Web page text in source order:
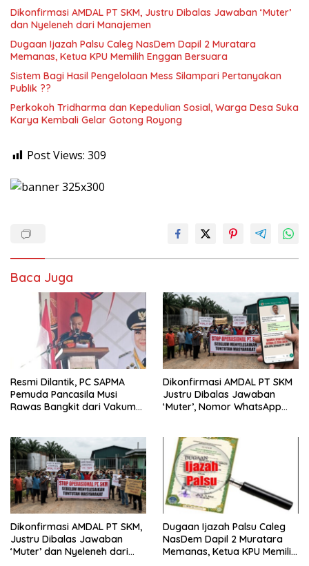
Dikonfirmasi AMDAL PT SKM, Justru Dibalas Jawaban ‘Muter’
dan Nyeleneh dari Manajemen
Dugaan Ijazah Palsu Caleg NasDem Dapil 2 Muratara
Memanas, Ketua KPU Memilih Enggan Bersuara
Sistem Bagi Hasil Pengelolaan Mess Silampari Pertanyakan
Publik ??
Perkokoh Tridharma dan Kepedulian Sosial, Warga Desa Suka
Karya Kembali Gelar Gotong Royong
Post Views: 309
Baca Juga
Resmi Dilantik, PC SAPMA
Pemuda Pancasila Musi
Rawas Bangkit dari Vakum
Dikonfirmasi AMDAL PT SKM
Justru Dibalas Jawaban
‘Muter’, Nomor WhatsApp
Dikonfirmasi AMDAL PT SKM,
Justru Dibalas Jawaban
‘Muter’ dan Nyeleneh dari
Dugaan Ijazah Palsu Caleg
NasDem Dapil 2 Muratara
Memanas, Ketua KPU Memilih